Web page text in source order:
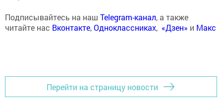
Подписывайтесь на наш Telegram-канал, а также
читайте нас Вконтакте,Одноклассниках, «Дзен» и Макс
Перейти на страницу новости